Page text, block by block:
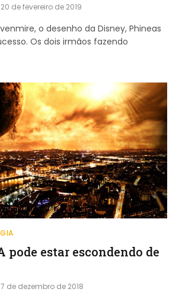
20 de fevereiro de 2019
o desenho da Disney, Phineas
Os dois irmãos fazendo
pode estar escondendo de
7 de dezembro de 2018